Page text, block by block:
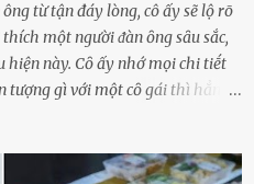
từ tận đáy lòng, cô ấy sẽ lộ rõ
một người ᵭàn ȏng sȃu sắc,
hiện này. Cȏ ấy nhớ mọi chi tiḗt
tượng gì với một cȏ gái thì hẳn cȏ
Cȏ ấy nhớ những thứ bạn thích